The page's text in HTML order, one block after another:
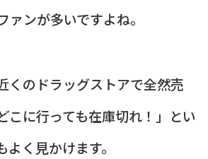
ァンが多いですよね。
くのドラッグストアで全然売
こに行っても在庫切れ！」とい
く見かけます。